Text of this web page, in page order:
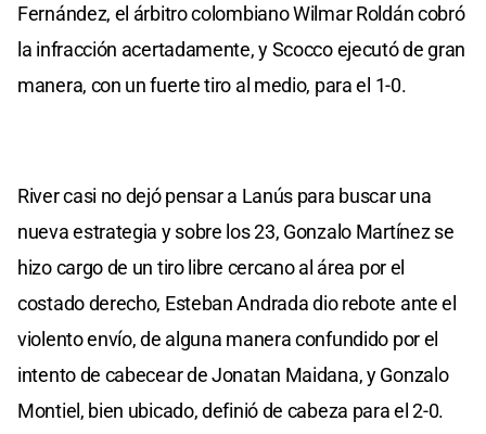
Fernández, el árbitro colombiano Wilmar Roldán cobró
la infracción acertadamente, y Scocco ejecutó de gran
manera, con un fuerte tiro al medio, para el 1-0.
River casi no dejó pensar a Lanús para buscar una
nueva estrategia y sobre los 23, Gonzalo Martínez se
hizo cargo de un tiro libre cercano al área por el
costado derecho, Esteban Andrada dio rebote ante el
violento envío, de alguna manera confundido por el
intento de cabecear de Jonatan Maidana, y Gonzalo
Montiel, bien ubicado, definió de cabeza para el 2-0.